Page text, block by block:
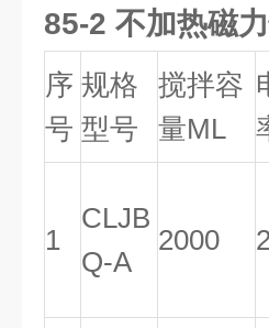
85-2 不加热磁
序
号
规格
型号
搅拌容
量ML
1
CLJB
Q-A
2000